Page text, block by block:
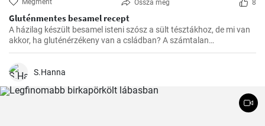
Megment Ossza meg 8
Gluténmentes besamel recept
A házilag készült besamel isteni szósz a sült tésztákhoz, de mi van
akkor, ha gluténérzékeny van a csládban? A számtalan
gluténmentes változat közül nekem eddig ez vált be a legjobban,
képest.S.Hanna